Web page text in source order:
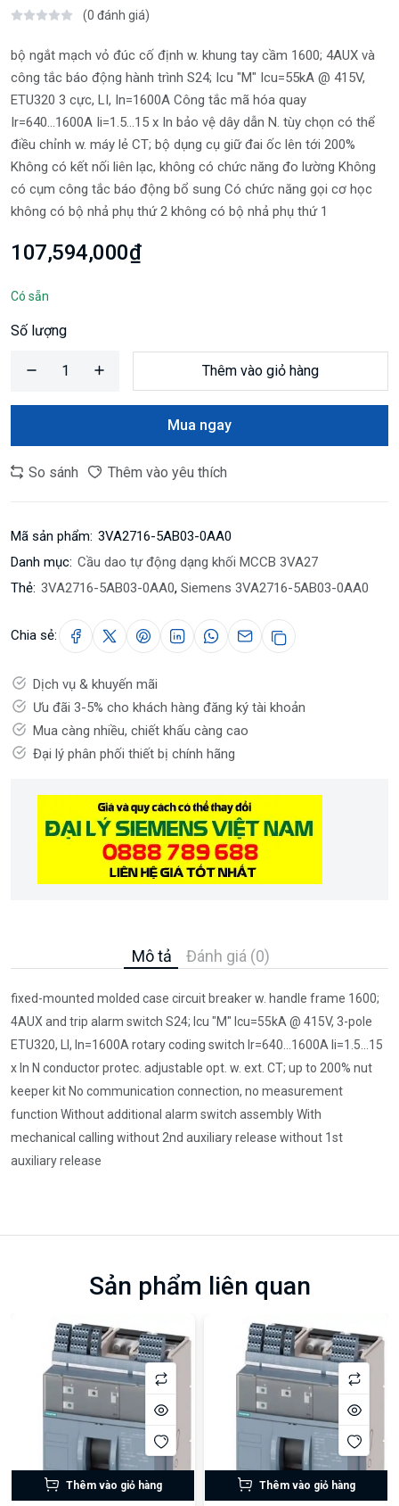
(0 đánh giá)
bộ ngắt mạch vỏ đúc cố định w. khung tay cầm 1600; 4AUX và
công tắc báo động hành trình S24; Icu "M" Icu=55kA @ 415V,
ETU320 3 cực, LI, In=1600A Công tắc mã hóa quay
Ir=640...1600A Ii=1.5...15 x In bảo vệ dây dẫn N. tùy chọn có thể
điều chỉnh w. máy lẻ CT; bộ dụng cụ giữ đai ốc lên tới 200%
Không có kết nối liên lạc, không có chức năng đo lường Không
có cụm công tắc báo động bổ sung Có chức năng gọi cơ học
không có bộ nhả phụ thứ 2 không có bộ nhả phụ thứ 1
107,594,000₫
Có sẵn
Số lượng
Thêm vào giỏ hàng
Mua ngay
So sánh Thêm vào yêu thích
Mã sản phẩm: 3VA2716-5AB03-0AA0
Danh mục: Cầu dao tự động dạng khối MCCB 3VA27
Thẻ: 3VA2716-5AB03-0AA0, Siemens 3VA2716-5AB03-0AA0
Chia sẻ:
Dịch vụ & khuyến mãi
Ưu đãi 3-5% cho khách hàng đăng ký tài khoản
Mua càng nhiều, chiết khấu càng cao
Đại lý phân phối thiết bị chính hãng
Mô tả Đánh giá (0)
fixed-mounted molded case circuit breaker w. handle frame 1600;
4AUX and trip alarm switch S24; Icu "M" Icu=55kA @ 415V, 3-pole
ETU320, LI, In=1600A rotary coding switch Ir=640...1600A Ii=1.5...15
x In N conductor protec. adjustable opt. w. ext. CT; up to 200% nut
keeper kit No communication connection, no measurement
function Without additional alarm switch assembly With
mechanical calling without 2nd auxiliary release without 1st
auxiliary release
Sản phẩm liên quan
Thêm vào giỏ hàng Thêm vào giỏ hàng